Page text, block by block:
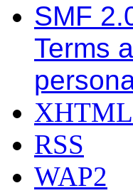
SMF
Terms
XHTML
RSS
WAP2